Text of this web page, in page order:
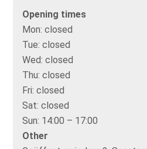
Opening times
Mon: closed
Tue: closed
Wed: closed
Thu: closed
Fri: closed
Sat: closed
Sun: 14:00 – 17:00
Other